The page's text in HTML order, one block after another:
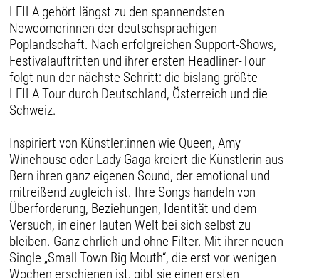
LEILA gehört längst zu den spannendsten
Newcomerinnen der deutschsprachigen
Poplandschaft. Nach erfolgreichen Support-Shows,
Festivalauftritten und ihrer ersten Headliner-Tour
folgt nun der nächste Schritt: die bislang größte
LEILA Tour durch Deutschland, Österreich und die
Schweiz.
Inspiriert von Künstler:innen wie Queen, Amy
Winehouse oder Lady Gaga kreiert die Künstlerin aus
Bern ihren ganz eigenen Sound, der emotional und
mitreißend zugleich ist. Ihre Songs handeln von
Überforderung, Beziehungen, Identität und dem
Versuch, in einer lauten Welt bei sich selbst zu
bleiben. Ganz ehrlich und ohne Filter. Mit ihrer neuen
Single „Small Town Big Mouth“, die erst vor wenigen
Wochen erschienen ist, gibt sie einen ersten